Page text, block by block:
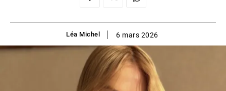
Léa Michel 6 mars 2026